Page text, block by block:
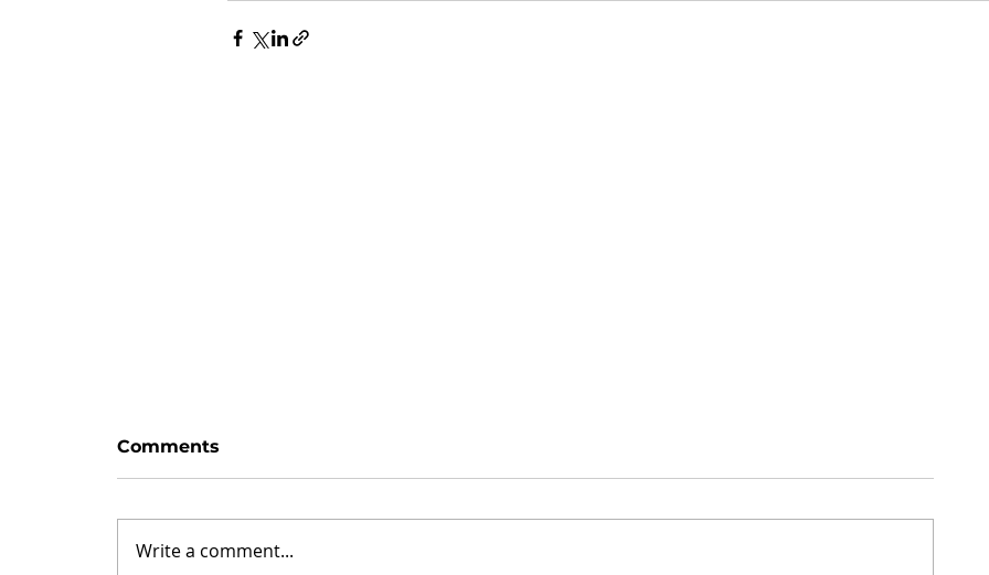
Zaman var
Hayattaki her blok, haliyle bir
olduğu gibi: satrançta piyonlar,
Güvenlik açığı artık niyet
Dünyada
Comments
Write a comment...